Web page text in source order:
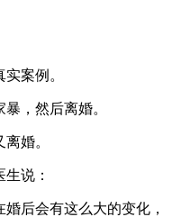
案例。
，然后离婚。
婚。
说：
后会有这么大的变化，